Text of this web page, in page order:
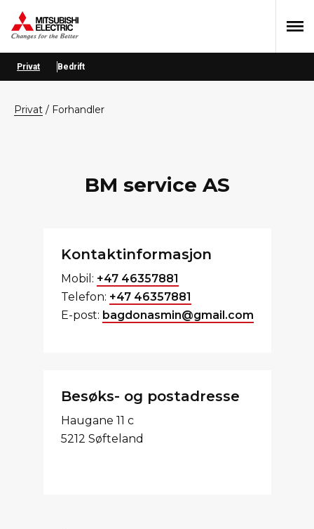
Hopp
menyen
Hopp
Hopp
Privat Bedrift
privat / Forhandler
BM service AS
Kontaktinformasjon
Mobil: +47 46357881
Telefon: +47 46357881
E-post: bagdonasmin@gmail.com
Besøks- og postadresse
Haugane 11 c
5212 Søfteland